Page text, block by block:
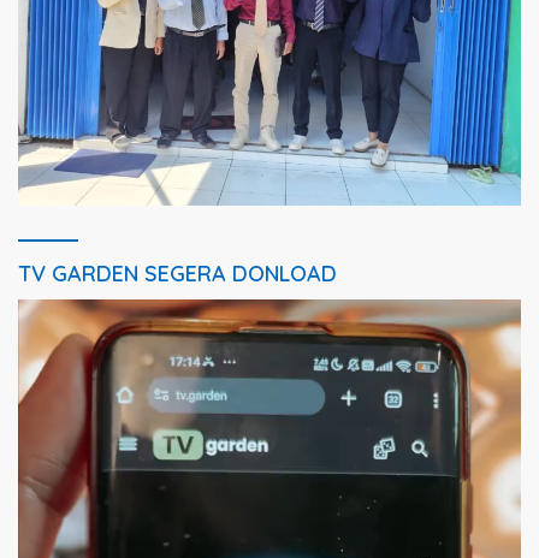
TV GARDEN SEGERA DONLOAD
Pemutar
Video